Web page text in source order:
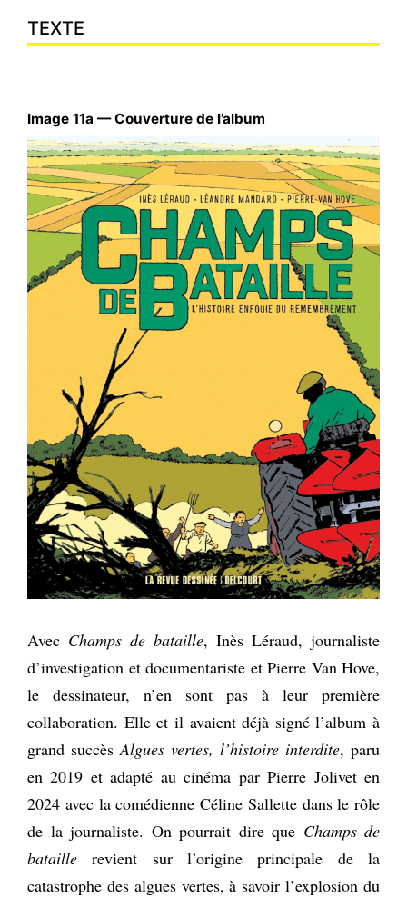
TEXTE
Image 11a — Couverture de l’album
Avec Champs de bataille, Inès Léraud, journaliste
d’investigation et documentariste et Pierre Van Hove,
le dessinateur, n’en sont pas à leur première
collaboration. Elle et il avaient déjà signé l’album à
grand succèsAlgues vertes, l’histoire interdite, paru
en 2019 et adapté au cinéma par Pierre Jolivet en
2024 avec la comédienne Céline Sallette dans le rôle
de la journaliste. On pourrait dire que Champs de
bataille revient sur l’origine principale de la
catastrophe des algues vertes, à savoir l’explosion du